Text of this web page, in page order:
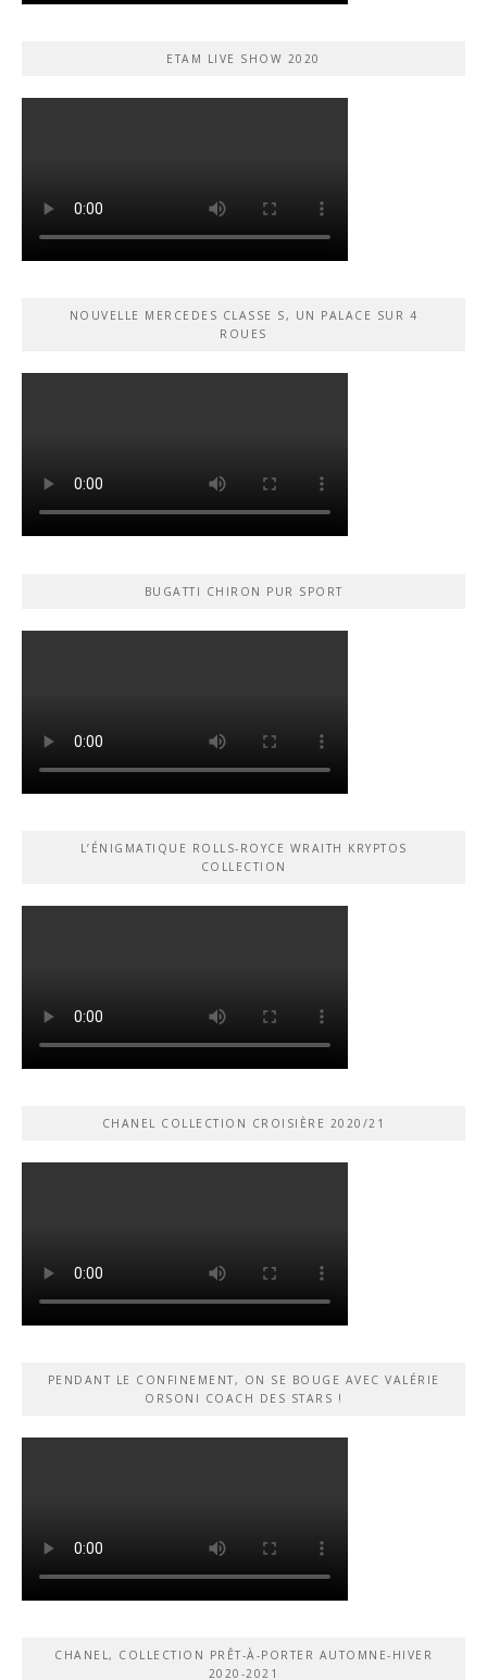
ETAM LIVE SHOW 2020
NOUVELLE MERCEDES CLASSE S, UN PALACE SUR 4
ROUES
BUGATTI CHIRON PUR SPORT
L’ÉNIGMATIQUE ROLLS-ROYCE WRAITH KRYPTOS
COLLECTION
CHANEL COLLECTION CROISIÈRE 2020/21
PENDANT LE CONFINEMENT, ON SE BOUGE AVEC VALÉRIE
ORSONI COACH DES STARS !
CHANEL, COLLECTION PRÊT-À-PORTER AUTOMNE-HIVER
2020-2021